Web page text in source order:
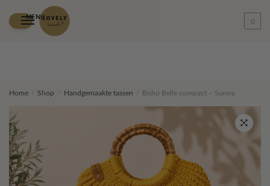
navigation
content
MENU
0
Home Shop Handgemaakte tassen Boho Belle compact – Sunny